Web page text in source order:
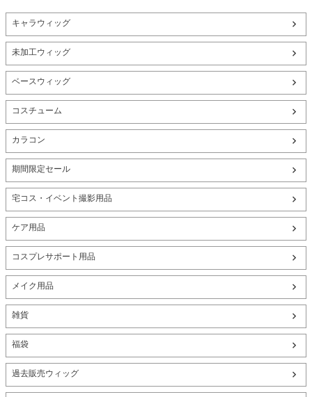
キャラウィッグ
未加工ウィッグ
ベースウィッグ
コスチューム
カラコン
期間限定セール
宅コス・イベント撮影用品
ケア用品
コスプレサポート用品
メイク用品
雑貨
福袋
過去販売ウィッグ